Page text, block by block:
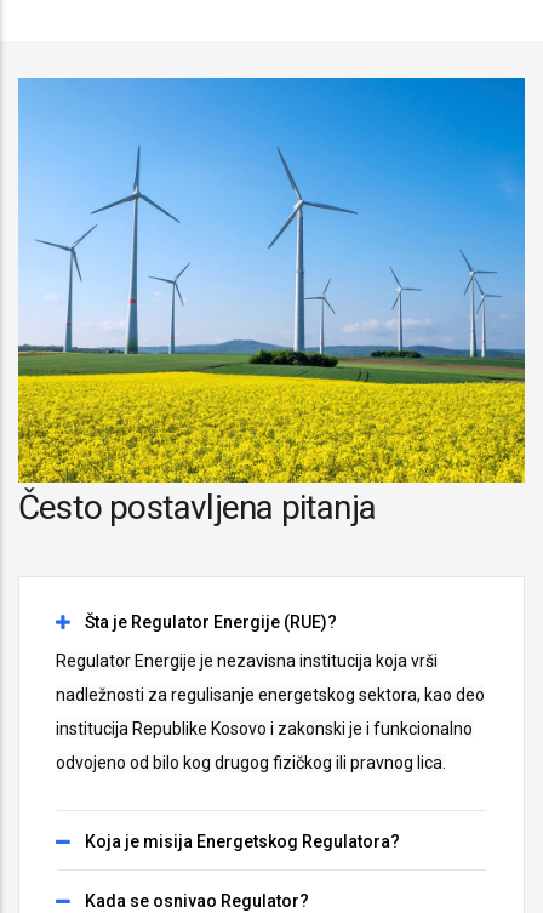
Često postavljena pitanja
Šta je Regulator Energije (RUE)?
Regulator Energije je nezavisna institucija koja vrši
nadležnosti za regulisanje energetskog sektora, kao deo
institucija Republike Kosovo i zakonski je i funkcionalno
odvojeno od bilo kog drugog fizičkog ili pravnog lica.
Koja je misija Energetskog Regulatora?
Kada se osnivao Regulator?